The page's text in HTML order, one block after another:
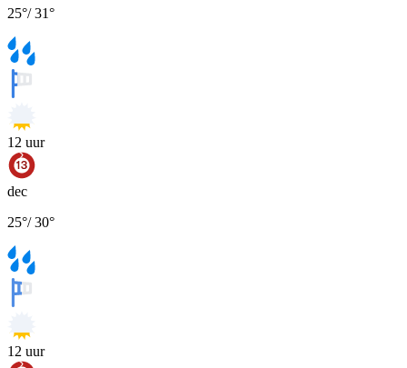
25°/31°
12 uur
dec
25°/30°
12 uur